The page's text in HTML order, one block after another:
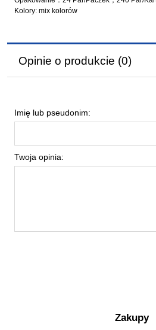
Kolory: mix kolorów
Opinie o produkcie (0)
Imię lub pseudonim:
Twoja opinia:
Zakupy